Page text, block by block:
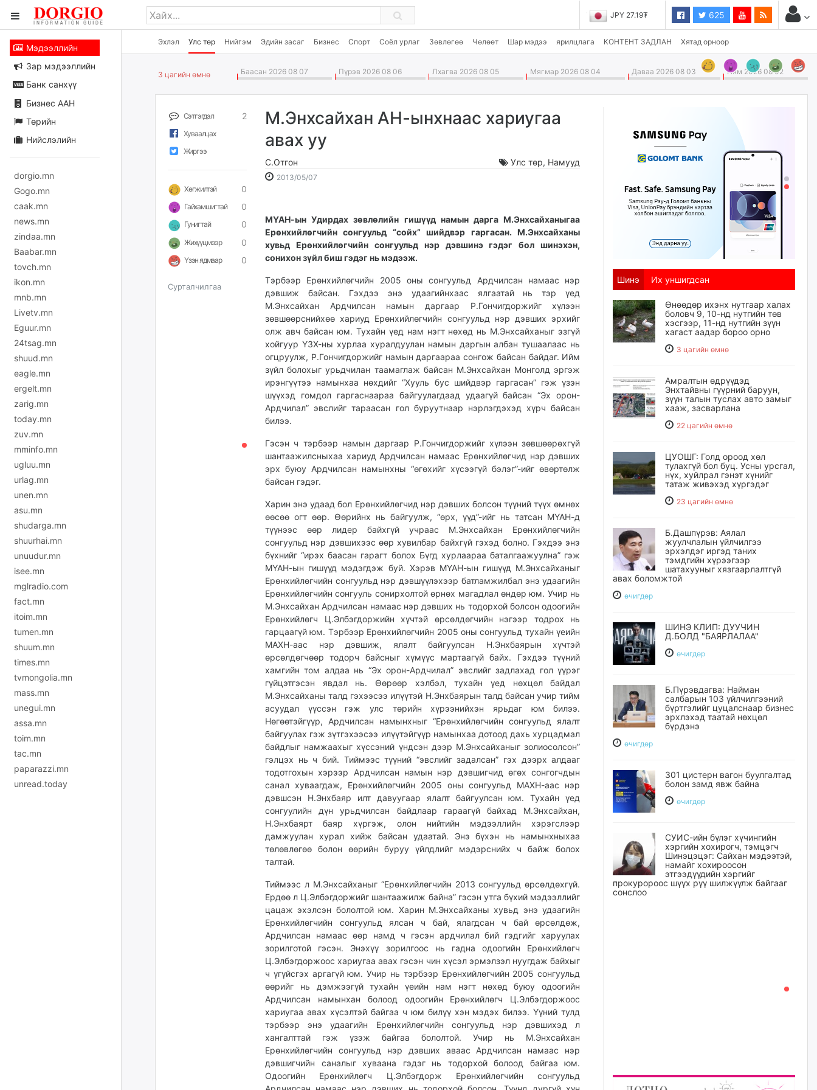
JPY 27.19₮ 625
Эхлэл Улс төр Нийгэм Эдийн засаг Бизнес Спорт Соёл урлаг Зөвлөгөө Чөлөөт Шар мэдээ ярилцлага КОНТЕНТ ЗАДЛАН Хятад орноор
Мэдээллийн
Зар мэдээллийн
Банк санхүү
Бизнес ААН
Төрийн
Нийслэлийн
dorgio.mn
Gogo.mn
caak.mn
news.mn
zindaa.mn
Baabar.mn
tovch.mn
ikon.mn
mnb.mn
Livetv.mn
Eguur.mn
24tsag.mn
shuud.mn
eagle.mn
ergelt.mn
zarig.mn
today.mn
zuv.mn
mminfo.mn
ugluu.mn
urlag.mn
unen.mn
asu.mn
shudarga.mn
shuurhai.mn
unuudur.mn
isee.mn
mglradio.com
fact.mn
itoim.mn
tumen.mn
shuum.mn
times.mn
tvmongolia.mn
mass.mn
unegui.mn
assa.mn
toim.mn
tac.mn
paparazzi.mn
unread.today
3 цагийн өмнө Баасан 2026 08 07 Пүрэв 2026 08 06 Лхагва 2026 08 05 Мягмар 2026 08 04 Даваа 2026 08 03 Ням 2026 08 02
Сэтгэгдэл 2
Хуваалцах
Жиргээ
Хөгжилтэй 0
Гайхамшигтай 0
Гунигтай 0
Жихүүцмээр 0
Үзэн ядмаар 0
Сурталчилгаа
М.Энхсайхан АН-ынхнаас хариугаа
авах уу
С.Отгон Улс төр, Намууд
2013/05/07
14:07:59
14:22:17
МҮАН-ын Удирдах зөвлөлийн гишүүд намын дарга М.Энхсайханыгаа
Ерөнхийлөгчийн сонгуульд “сойх” шийдвэр гаргасан. М.Энхсайханы
хувьд Ерөнхийлөгчийн сонгуульд нэр дэвшинэ гэдэг бол шинэхэн,
сонихон зүйл биш гэдэг нь мэдээж.
Тэрбээр Ерөнхийлөгчийн 2005 оны сонгуульд Ардчилсан намаас нэр
дэвшиж байсан. Гэхдээ энэ удаагийнхаас ялгаатай нь тэр үед
М.Энхсайхан Ардчилсан намын дар­гаар Р.Гончигдоржийг хүлээн
зөвшөөрснийхөө хариуд Ерөнхийлөгчийн сон­гуульд нэр дэвших эр­хийг
олж авч байсан юм. Тухайн үед нам нэгт нөхөд нь М.Энхсайханыг эзгүй
хойгуур ҮЗХ-ны хурлаа хуралдуулан намын даргын албан тушаалаас нь
огцруулж, Р.Гончигдоржийг намын даргаараа сонгож байсан байдаг. Ийм
зүйл болохыг урьдчилан таамаглаж байсан М.Энхсайхан Монголд эргэж
ирэнгүүтээ намынхаа нөхдийг “Хууль бус шийдвэр гаргасан” гэж үзэн
шүүхэд гомдол гаргаснаараа байгуулагдаад удаагүй байсан “Эх орон-
Ардчилал” эвслийг тараасан гол буруутнаар нэрлэгдэхэд хүрч байсан
билээ.
Гэсэн ч тэрбээр намын даргаар Р.Гончигдоржийг хүлээн зөвшөөрөхгүй
шантаажилсныхаа хариуд Ардчилсан намаас Ерөнхийлөгчид нэр дэвших
эрх буюу Ардчилсан намынхны “өгөхийг хүсээгүй бэлэг”-ийг өвөртөлж
байсан гэдэг.
Харин энэ удаад бол Ерөнхийлөгчид нэр дэвших болсон түүний түүх өмнөх
өөсөө огт өөр. Өөрийнх нь байгуулж, “өрх, үүд”-ийг нь татсан МҮАН-д
түүнээс өөр лидер байхгүй учраас М.Энхсайхан Ерөнхийлөгчийн
сонгуульд нэр дэвшихээс өөр хувилбар байхгүй гэхэд болно. Гэхдээ энэ
бүхнийг “ирэх баасан гарагт болох Бүгд хурлаараа баталгаажуулна” гэж
МҮАН-ын гишүүд мэдэгдэж буй. Хэрэв МҮАН-ын гишүүд М.Энхсайханыг
Ерөнхийлөгчийн сонгуульд нэр дэвшүүлэхээр батламжилбал энэ удаагийн
Ерөнхийлөгчийн сонгууль сонирхолтой өрнөх магадлал өндөр юм. Учир нь
М.Энхсайхан Ардчилсан намаас нэр дэвших нь тодорхой болсон одоогийн
Ерөнхийлөгч Ц.Элбэгдоржийн хүчтэй өрсөлдөгчийн нэгээр тодрох нь
гарцаагүй юм. Тэрбээр Ерөнхийлөгчийн 2005 оны сонгуульд тухайн үеийн
МАХН-аас нэр дэвшиж, ялалт байгуулсан Н.Энхбаярын хүчтэй
өрсөлдөгчөөр тодорч байсныг хүмүүс мартаагүй байх. Гэхдээ түүний
хамгийн том алдаа нь “Эх орон-Ардчилал” эвслийг задлахад гол үүрэг
гүйцэтгэсэн явдал нь. Өөрөөр хэлбэл, тухайн үед нөхцөл байдал
М.Энхсайханы талд гэхээсээ илүүтэй Н.Энхбаярын талд байсан учир тийм
асуудал үүссэн гэж улс төрийн хүрээнийхэн ярьдаг юм билээ.
Нөгөөтэйгүүр, Ардчилсан намынхныг “Ерөнхийлөгчийн сонгуульд ялалт
байгуулах гэж зүтгэхээсээ илүүтэйгүүр намынхаа дотоод дахь хурцадмал
байдлыг намжаахыг хүссэний үндсэн дээр М.Энхсайханыг золиосолсон”
гэлцэх нь ч бий. Тиймээс түүний “эвслийг задалсан” гэх дээрх алдааг
тодотгохын хэрээр Ардчилсан намын нэр дэвшигчид өгөх сонгогчдын
санал хуваагдаж, Ерөнхийлөгчийн 2005 оны сонгуульд МАХН-аас нэр
дэвшсэн Н.Энхбаяр илт давуугаар ялалт байгуулсан юм. Тухайн үед
сонгуулийн дүн урьдчилсан байдлаар гараагүй байхад М.Энхсайхан,
Н.Энхбаярт баяр хүргэж, олон нийтийн мэдээллийн хэрэгслээр
дамжуулан хурал хийж байсан удаатай. Энэ бүхэн нь намынхныхаа
төлөвлөгөө болон өөрийн буруу үйлдлийг мэдэрснийх ч байж болох
талтай.
Тиймээс л М.Энхсайханыг “Ерөнхийлөгчийн 2013 сонгуульд өрсөлдөхгүй.
Ердөө л Ц.Элбэгдоржийг шантаажилж байна” гэсэн утга бүхий мэдээллийг
цацаж эхэлсэн бололтой юм. Харин М.Энхсайханы хувьд энэ удаагийн
Ерөнхийлөгчийн сонгуульд ялсан ч бай, ялагдсан ч бай өрсөлдөж,
Ардчилсан намаас өөр намд ч гэсэн ардчилал бий гэдгийг харуулах
зорилготой гэсэн. Энэхүү зорилгоос нь гадна одоогийн Ерөнхийлөгч
Ц.Элбэгдоржоос хариугаа авах гэсэн чин хүсэл эрмэлзэл нуугдаж байхыг
ч үгүйсгэх аргагүй юм. Учир нь тэрбээр Ерөнхийлөгчийн 2005 сонгуульд
өөрийг нь дэмжээгүй тухайн үеийн нам нэгт нөхөд буюу одоогийн
Ардчилсан намынхан болоод одоогийн Ерөнхийлөгч Ц.Элбэгдоржоос
хариугаа авах хүсэлтэй байгаа ч юм билүү хэн мэдэх билээ. Үүний тулд
тэрбээр энэ удаагийн Ерөнхийлөгчийн сонгуульд нэр дэвшихэд л
хангалттай гэж үзэж байгаа бололтой. Учир нь М.Энхсайхан
Ерөнхийлөгчийн сонгуульд нэр дэвших аваас Ардчилсан намаас нэр
дэвшигчийн саналыг хуваана гэдэг нь тодорхой болоод байгаа юм.
Одоогийн Ерөнхийлөгч Ц.Элбэгдорж Ерөнхийлөгчийн сонгуульд
Шинэ Их уншигдсан
Өнөөдөр ихэнх нутгаар халах
боловч 9, 10-нд нутгийн төв
хэсгээр, 11-нд нутгийн зүүн
хагаст аадар бороо орно
3 цагийн өмнө
Амралтын өдрүүдэд
Энхтайвны гүүрний баруун,
зүүн талын туслах авто замыг
хааж, засварлана
22 цагийн өмнө
ЦУОШГ: Голд ороод хөл
тулахгүй бол буц. Усны урсгал,
нүх, хуйлрал гэнэт хүнийг
татаж живэхэд хүргэдэг
23 цагийн өмнө
Б.Дашпүрэв: Аялал
жуулчлалын үйлчилгээ
эрхэлдэг иргэд таних
тэмдгийн хүрээгээр
шатахууныг хязгаарлалтгүй
авах боломжтой
өчигдѳр
ШИНЭ КЛИП: ДУУЧИН
Д.БОЛД "БАЯРЛАЛАА"
өчигдѳр
Б.Пүрэвдагва: Найман
салбарын 103 үйлчилгээний
бүртгэлийг цуцалснаар бизнес
эрхлэхэд таатай нөхцөл
бүрдэнэ
өчигдѳр
301 цистерн вагон буулгалтад
болон замд явж байна
өчигдѳр
СУИС-ийн бүлэг хүчингийн
хэргийн хохирогч, тэмцэгч
Шинэцэцэг: Сайхан мэдээтэй,
намайг хохироосон
этгээдүүдийн хэргийг
прокуророос шүүх рүү шилжүүлж байгааг
сонслоо